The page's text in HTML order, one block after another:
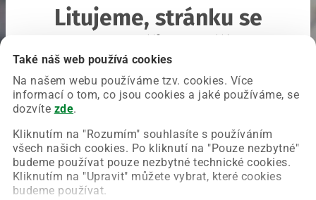
Také náš web používá cookies
Na našem webu používáme tzv. cookies. Více
informací o tom, co jsou cookies a jaké používáme, se
dozvíte zde.
Kliknutím na "Rozumím" souhlasíte s používáním
všech našich cookies. Po kliknutí na "Pouze nezbytné"
budeme používat pouze nezbytné technické cookies.
Kliknutím na "Upravit" můžete vybrat, které cookies
budeme používat.
Litujeme, stránku se
Chyba nastala na naší straně a už ji opravujeme.
Zkuste prosím znovu načíst požadovanou stránku.
Obnovit stránku Úvodní strana